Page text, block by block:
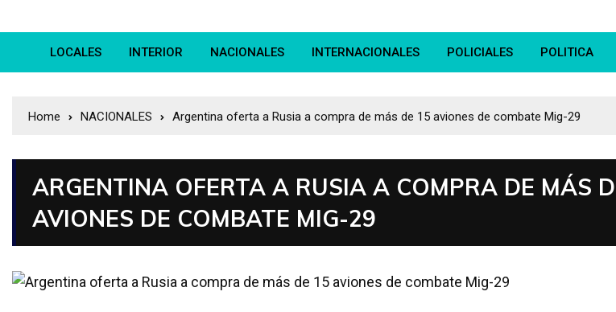
LOCALES INTERIOR NACIONALES INTERNACIONALES POLICIALES POLITICA
Home NACIONALES Argentina oferta a Rusia a compra de más de 15 aviones de combate Mig-29
ARGENTINA OFERTA A RUSIA A COMPRA DE MÁS
AVIONES DE COMBATE MIG-29